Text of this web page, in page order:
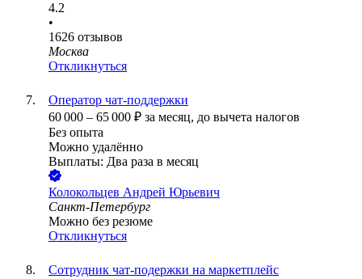
4.2
•
1626 отзывов
Москва
Откликнуться
Оператор чат-поддержки
60 000 – 65 000 ₽ за месяц, до вычета налогов
Без опыта
Можно удалённо
Выплаты: Два раза в месяц
Колокольцев Андрей Юрьевич
Санкт-Петербург
Можно без резюме
Откликнуться
Сотрудник чат-подержки на маркетплейс